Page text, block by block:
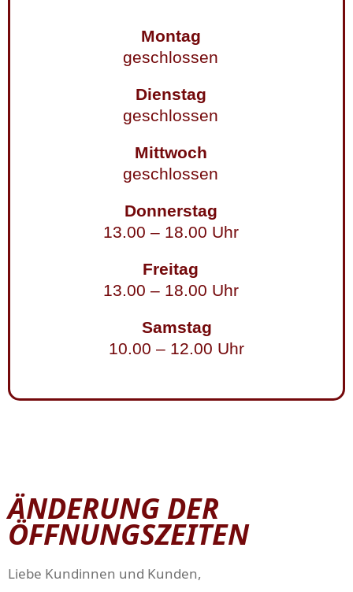
Montag
geschlossen
Dienstag
geschlossen
Mittwoch
geschlossen
Donnerstag
13.00 – 18.00 Uhr
Freitag
13.00 – 18.00 Uhr
Samstag
10.00 – 12.00 Uhr
ÄNDERUNG DER
ÖFFNUNGSZEITEN
Liebe Kundinnen und Kunden,